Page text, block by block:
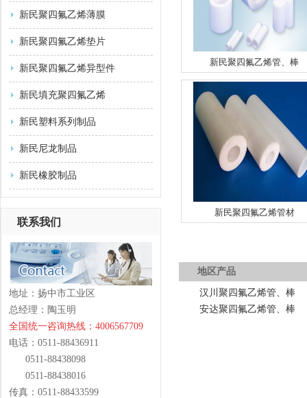
新民聚四氟乙烯薄膜
新民聚四氟乙烯垫片
新民聚四氟乙烯异型件
新民填充聚四氟乙烯
新民塑料系列制品
新民尼龙制品
新民橡胶制品
联系我们
地址：扬中市工业区
总经理：陶玉明
全国统一咨询热线：4006567709
电话：0511-88436911
0511-88438098
0511-88438016
传真：0511-88433599
新民聚四氟乙烯管、棒
新民聚四氟乙烯管材
地区产品
汉川聚四氟乙烯管、棒
安达聚四氟乙烯管、棒